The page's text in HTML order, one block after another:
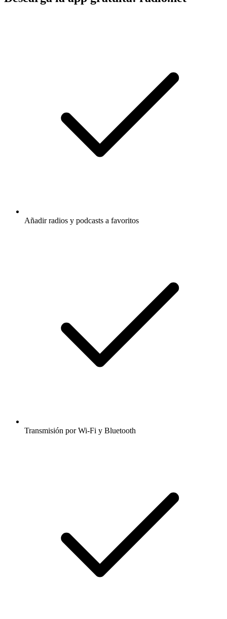
Añadir radios y podcasts a favoritos
Transmisión por Wi-Fi y Bluetooth